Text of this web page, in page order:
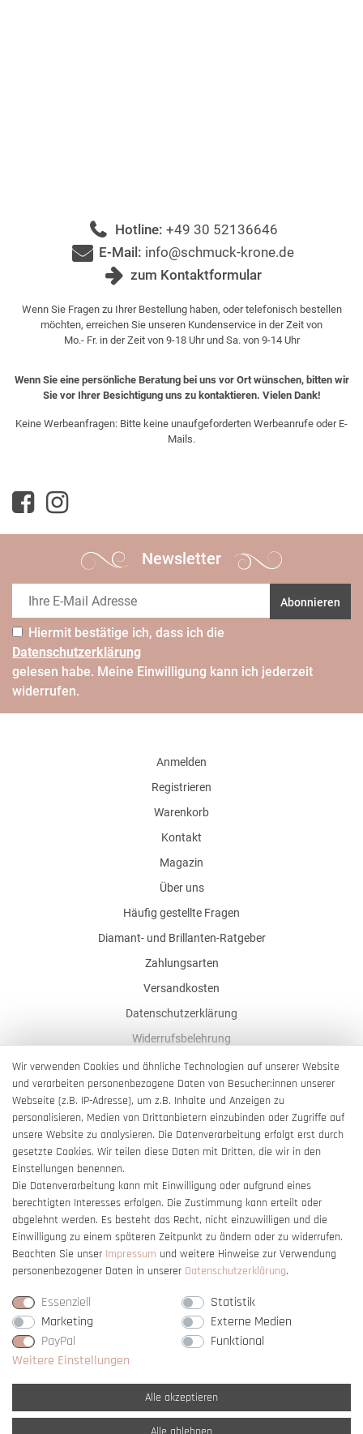
Hotline: +49 30 52136646
E-Mail: info@schmuck-krone.de
zum Kontaktformular
Wenn Sie Fragen zu Ihrer Bestellung haben, oder telefonisch bestellen
möchten, erreichen Sie unseren Kundenservice in der Zeit von
Mo.- Fr. in der Zeit von 9-18 Uhr und Sa. von 9-14 Uhr
Wenn Sie eine persönliche Beratung bei uns vor Ort wünschen, bitten wir
Sie vor Ihrer Besichtigung uns zu kontaktieren. Vielen Dank!
Keine Werbeanfragen: Bitte keine unaufgeforderten Werbeanrufe oder E-
Mails.
Newsletter
Abonnieren
Hiermit bestätige ich, dass ich die
Daten­schutz­erklärung
gelesen habe. Meine Einwilligung kann ich jederzeit
widerrufen.
Anmelden
Registrieren
Warenkorb
Kontakt
Magazin
Über uns
Häufig gestellte Fragen
Diamant- und Brillanten-Ratgeber
Zahlungsarten
Versandkosten
Datenschutzerklärung
Widerrufsbelehrung
AGB
Impressum
Barrierefreiheitserklärung
Vertrag widerrufen
Wir verwenden Cookies und ähnliche Technologien auf unserer Website
und verarbeiten personenbezogene Daten von Besucher:innen unserer
Webseite (z.B. IP-Adresse), um z.B. Inhalte und Anzeigen zu
personalisieren, Medien von Drittanbietern einzubinden oder Zugriffe auf
unsere Website zu analysieren. Die Datenverarbeitung erfolgt erst durch
gesetzte Cookies. Wir teilen diese Daten mit Dritten, die wir in den
Einstellungen benennen.
Die Datenverarbeitung kann mit Einwilligung oder aufgrund eines
berechtigten Interesses erfolgen. Die Zustimmung kann erteilt oder
abgelehnt werden. Es besteht das Recht, nicht einzuwilligen und die
Einwilligung zu einem späteren Zeitpunkt zu ändern oder zu widerrufen.
Beachten Sie unser Impressum und weitere Hinweise zur Verwendung
personenbezogener Daten in unserer Daten­schutz­erklärung.
Essenziell
Statistik
Marketing
Externe Medien
PayPal
Funktional
Weitere Einstellungen
Alle akzeptieren